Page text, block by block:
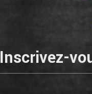
Inscrivez-